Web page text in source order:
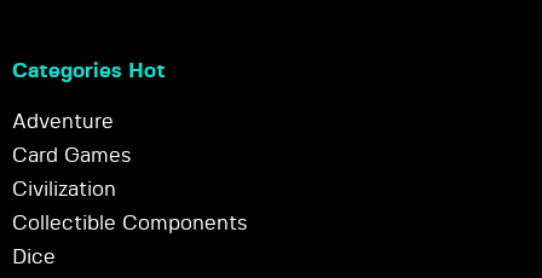
Categories Hot
Adventure
Card Games
Civilization
Collectible Components
Dice